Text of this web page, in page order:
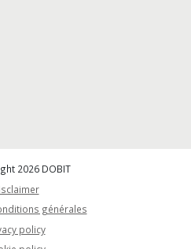
2026 DOBIT
générales
policy